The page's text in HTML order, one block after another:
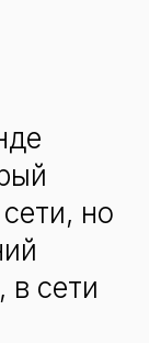
но
в сети